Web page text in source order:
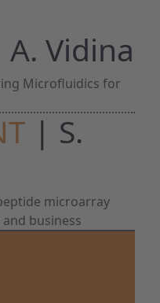
A. Vidina
Microfluidics for
| S.
microarray
business